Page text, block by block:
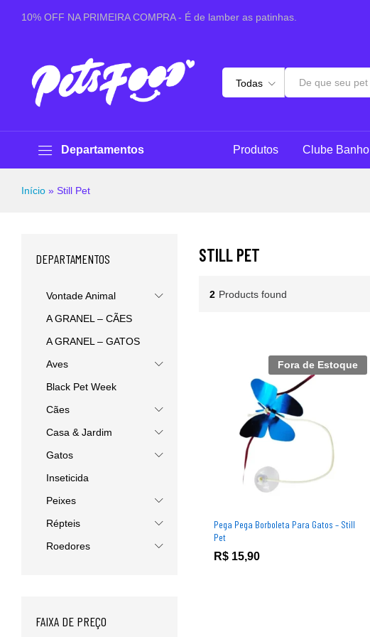
10% OFF NA PRIMEIRA COMPRA - É de lamber as patinhas.
Todas
Departamentos Produtos Clube Banho
Início » Still Pet
STILL PET
2 Products found
Fora de Estoque
Pega Pega Borboleta Para Gatos – Still
Pet
R$15,90
R$15,90
DEPARTAMENTOS
Vontade Animal
A GRANEL – CÃES
A GRANEL – GATOS
Aves
Black Pet Week
Cães
Casa & Jardim
Gatos
Inseticida
Peixes
Répteis
Roedores
FAIXA DE PREÇO